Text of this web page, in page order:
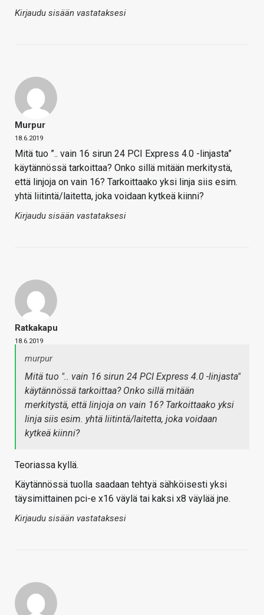
Kirjaudu sisään vastataksesi
Murpur
18.6.2019
Mitä tuo ”.. vain 16 sirun 24 PCI Express 4.0 -linjasta”
käytännössä tarkoittaa? Onko sillä mitään merkitystä,
että linjoja on vain 16? Tarkoittaako yksi linja siis esim.
yhtä liitintä/laitetta, joka voidaan kytkeä kiinni?
Kirjaudu sisään vastataksesi
Ratkakapu
18.6.2019
murpur
Mitä tuo ".. vain 16 sirun 24 PCI Express 4.0 -linjasta"
käytännössä tarkoittaa? Onko sillä mitään
merkitystä, että linjoja on vain 16? Tarkoittaako yksi
linja siis esim. yhtä liitintä/laitetta, joka voidaan
kytkeä kiinni?
Teoriassa kyllä.
Käytännössä tuolla saadaan tehtyä sähköisesti yksi
täysimittainen pci-e x16 väylä tai kaksi x8 väylää jne.
Kirjaudu sisään vastataksesi